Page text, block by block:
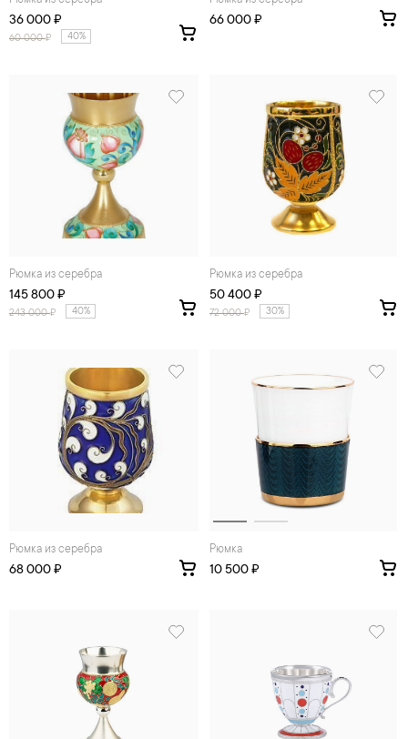
36 000 ₽
60 000₽ 40%
66 000 ₽
Рюмка из серебра
145 800 ₽
243 000₽ 40%
Рюмка из серебра
50 400 ₽
72 000₽ 30%
Рюмка из серебра
68 000 ₽
Рюмка
10 500 ₽